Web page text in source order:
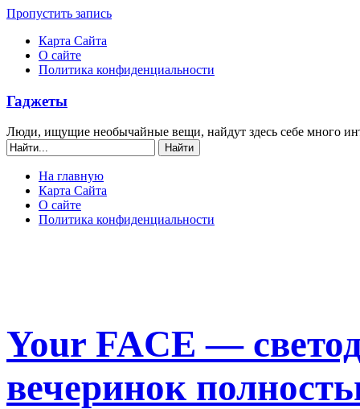
Пропустить запись
Карта Сайта
О сайте
Политика конфиденциальности
Гаджеты
Люди, ищущие необычайные вещи, найдут здесь себе много
На главную
Карта Сайта
О сайте
Политика конфиденциальности
Your FACE —
вечеринок